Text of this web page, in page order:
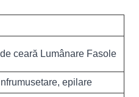
ceară Lumânare Fasole
epilare